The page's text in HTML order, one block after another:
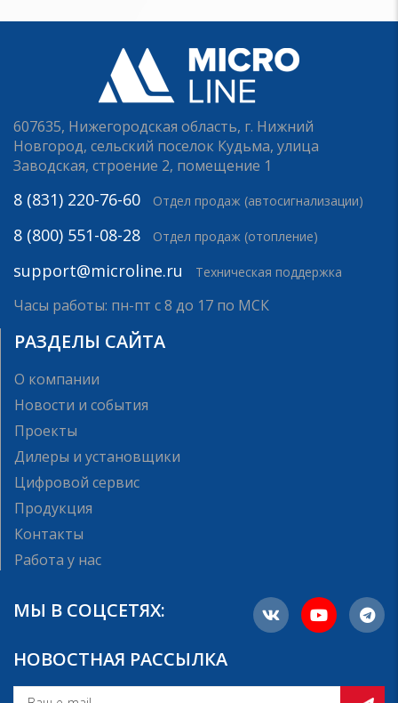
607635, Нижегородская область, г. Нижний
Новгород, сельский поселок Кудьма, улица
Заводская, строение 2, помещение 1
8 (831) 220-76-60 Отдел продаж (автосигнализации)
8 (800) 551-08-28 Отдел продаж (отопление)
support@microline.ru Техническая поддержка
Часы работы: пн-пт с 8 до 17 по МСК
РАЗДЕЛЫ САЙТА
О компании
Новости и события
Проекты
Дилеры и установщики
Цифровой сервис
Продукция
Контакты
Работа у нас
МЫ В СОЦСЕТЯХ:
НОВОСТНАЯ РАССЫЛКА